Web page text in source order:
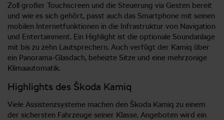
Zoll großer Touchscreen und die Steuerung via Gesten bereit
und wie es sich gehört, passt auch das Smartphone mit seinen
mobilen Internetfunktionen in die Infrastruktur von Navigation
und Entertainment. Ein Highlight ist die optionale Soundanlage
mit bis zu zehn Lautsprechern. Auch verfügt der Kamiq über
ein Panorama-Glasdach, beheizte Sitze und eine mehrzonige
Klimaautomatik.
Highlights des Škoda Kamiq
Viele Assistenzsysteme machen den Škoda Kamiq zu einem
der sichersten Fahrzeuge seiner Klasse. Angeboten wird ein